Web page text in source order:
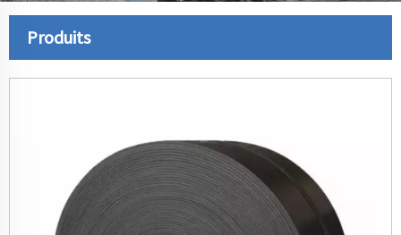
Produits